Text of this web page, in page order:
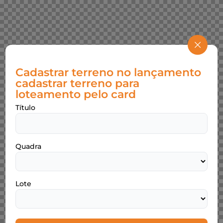
Cadastrar terreno no lançamento
cadastrar terreno para
loteamento pelo card
Título
Quadra
Lote